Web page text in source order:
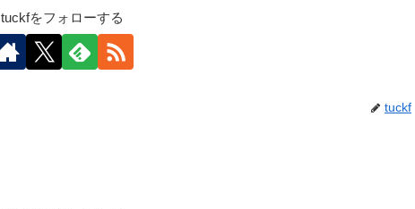
tuckfをフォローする
tuckf